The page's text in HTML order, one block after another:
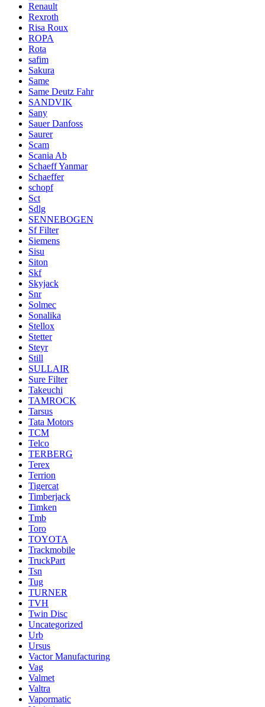
Renault
Rexroth
Risa Roux
ROPA
Rota
safim
Sakura
Same
Same Deutz Fahr
SANDVIK
Sany
Sauer Danfoss
Saurer
Scam
Scania Ab
Schaeff Yanmar
Schaeffer
schopf
Sct
Sdlg
SENNEBOGEN
Sf Filter
Siemens
Sisu
Siton
Skf
Skyjack
Snr
Solmec
Sonalika
Stellox
Stetter
Steyr
Still
SULLAIR
Sure Filter
Takeuchi
TAMROCK
Tarsus
Tata Motors
TCM
Telco
TERBERG
Terex
Terrion
Tigercat
Timberjack
Timken
Tmb
Toro
TOYOTA
Trackmobile
TruckPart
Tsn
Tug
TURNER
TVH
Twin Disc
Uncategorized
Urb
Ursus
Vactor Manufacturing
Vag
Valmet
Valtra
Vapormatic